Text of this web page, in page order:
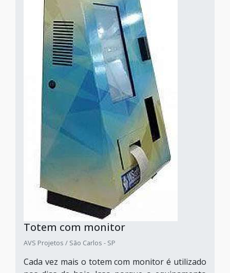
Totem com monitor
AVS Projetos / São Carlos - SP
Cada vez mais o totem com monitor é utilizado